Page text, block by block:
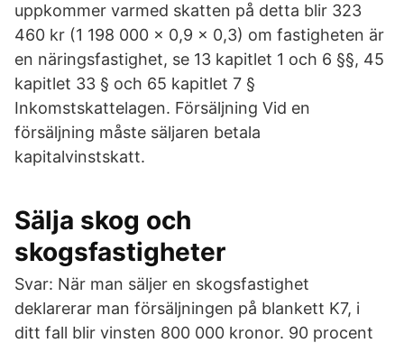
uppkommer varmed skatten på detta blir 323
460 kr (1 198 000 x 0,9 x 0,3) om fastigheten är
en näringsfastighet, se 13 kapitlet 1 och 6 §§, 45
kapitlet 33 § och 65 kapitlet 7 §
Inkomstskattelagen. Försäljning Vid en
försäljning måste säljaren betala
kapitalvinstskatt.
Sälja skog och
skogsfastigheter
Svar: När man säljer en skogsfastighet
deklarerar man försäljningen på blankett K7, i
ditt fall blir vinsten 800 000 kronor. 90 procent